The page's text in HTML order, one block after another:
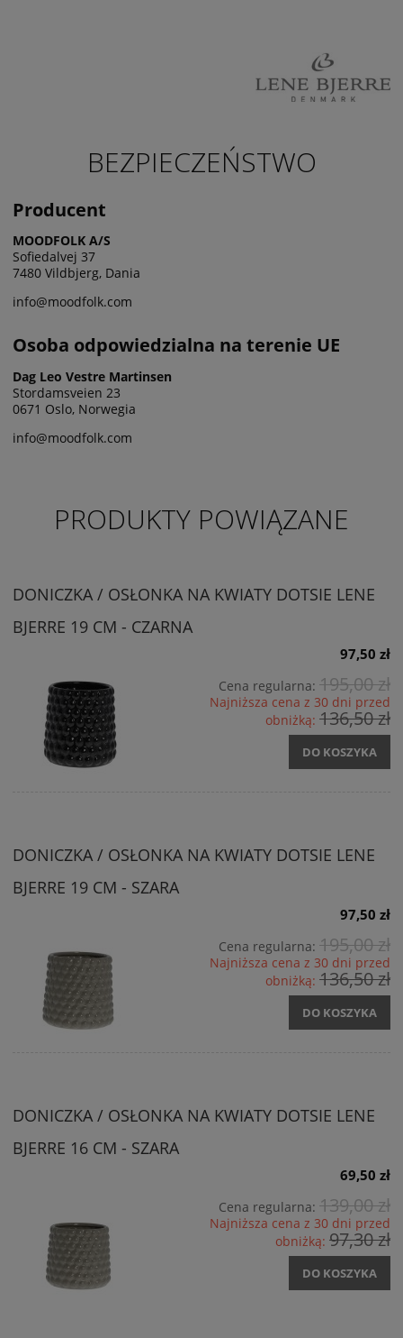
BEZPIECZEŃSTWO
Producent
MOODFOLK A/S
Sofiedalvej 37
7480 Vildbjerg, Dania
info@moodfolk.com
Osoba odpowiedzialna na terenie UE
Dag Leo Vestre Martinsen
Stordamsveien 23
0671 Oslo, Norwegia
info@moodfolk.com
PRODUKTY POWIĄZANE
DONICZKA / OSŁONKA NA KWIATY DOTSIE LENE
BJERRE 19 CM - CZARNA
97,50 zł
Cena regularna: 195,00 zł
Najniższa cena z 30 dni przed
obniżką: 136,50 zł
DO KOSZYKA
DONICZKA / OSŁONKA NA KWIATY DOTSIE LENE
BJERRE 19 CM - SZARA
97,50 zł
Cena regularna: 195,00 zł
Najniższa cena z 30 dni przed
obniżką: 136,50 zł
DO KOSZYKA
DONICZKA / OSŁONKA NA KWIATY DOTSIE LENE
BJERRE 16 CM - SZARA
69,50 zł
Cena regularna: 139,00 zł
Najniższa cena z 30 dni przed
obniżką: 97,30 zł
DO KOSZYKA